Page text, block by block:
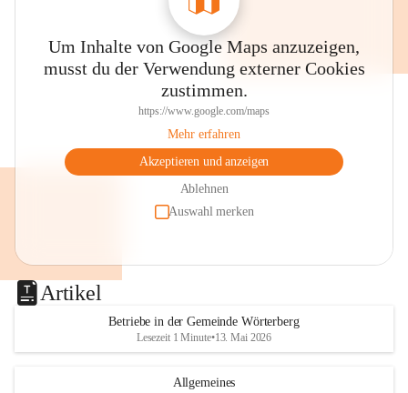
Um Inhalte von Google Maps anzuzeigen,
musst du der Verwendung externer Cookies
zustimmen.
https://www.google.com/maps
Mehr erfahren
Akzeptieren und anzeigen
Ablehnen
Auswahl merken
Artikel
Betriebe in der Gemeinde Wörterberg
Lesezeit 1 Minute•13. Mai 2026
Allgemeines